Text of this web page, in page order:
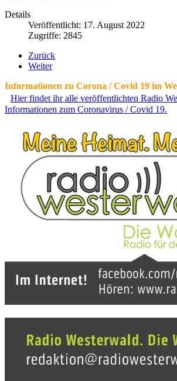
Details
Veröffentlicht: 17. August 2022
Zugriffe: 2845
Zurück
Weiter
Informationen zu Corona / Covid 19 im
Hier findet ihr alle veröffentlichten Radio
Informationen zum Coronavirus / Covid 19.